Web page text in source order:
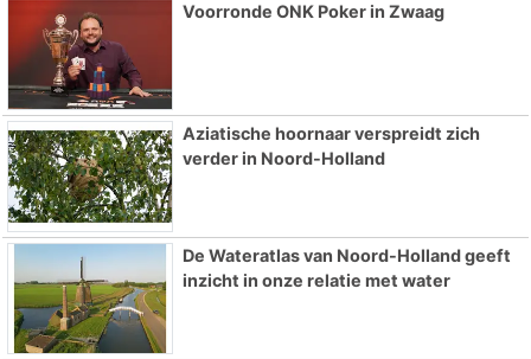
Voorronde ONK Poker in Zwaag
Aziatische hoornaar verspreidt zich
verder in Noord-Holland
De Wateratlas van Noord-Holland geeft
inzicht in onze relatie met water